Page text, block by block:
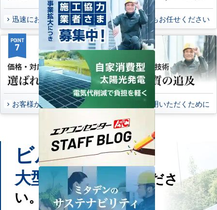
迅速にお届け出来る理由 万一の時もお任せください
POINT
7
お客様から頂いたご意見
POINT
8
永くご愛用いただくために
ビルや工場などの
大型施設もお任せくださ
い。